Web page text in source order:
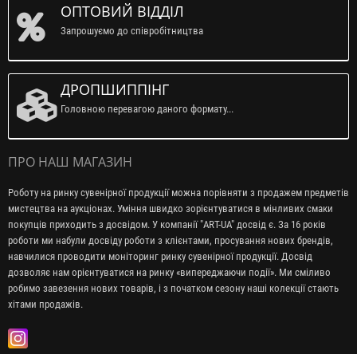
ОПТОВИЙ ВІДДІЛ
Запрошуємо до співробітництва
ДРОПШИППІНГ
Головною перевагою даного формату...
ПРО НАШ МАГАЗИН
Роботу на ринку сувенірної продукції можна порівняти з продажем предметів
мистецтва на аукціонах. Уміння швидко зорієнтуватися в мінливих смаки
покупців приходить з досвідом. У компанії "ART-UA" досвід є. За 16 років
роботи ми набули досвіду роботи з клієнтами, просування нових брендів,
навчилися проводити моніторинг ринку сувенірної продукції. Досвід
дозволяє нам орієнтуватися на ринку «випереджаючи події». Ми сміливо
робимо завезення нових товарів, і з початком сезону наші колекції стають
хітами продажів.